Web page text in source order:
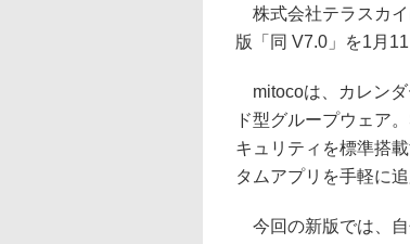
株式会社テラスカイ
版「同 V7.0」を1月
mitocoは、カレンダ
ド型グループウェア
キュリティを標準搭
タムアプリを手軽に
今回の新版では、自